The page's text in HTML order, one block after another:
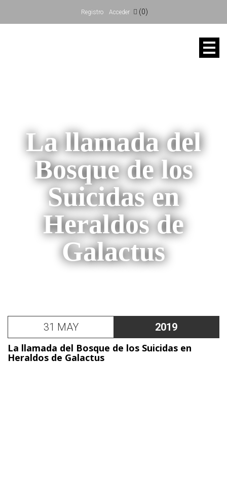
Registro Acceder (0)
La llamada del
Bosque de los
Suicidas en
Heraldos de
Galactus
31 MAY
2019
La llamada del Bosque de los Suicidas en
Heraldos de Galactus